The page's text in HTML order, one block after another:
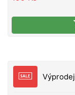
Výprodej